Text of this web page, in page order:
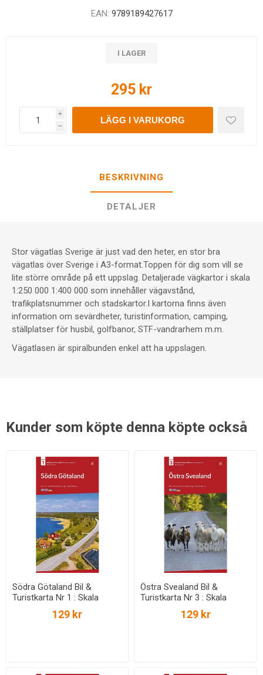
EAN: 9789189427617
I LAGER
295 kr
i
h
LÄGG I VARUKORG
BESKRIVNING
DETALJER
Stor vägatlas Sverige är just vad den heter, en stor bra
vägatlas över Sverige i A3-format.Toppen för dig som vill se
lite större område på ett uppslag. Detaljerade vägkartor i skala
1:250 000 1:400 000 som innehåller vägavstånd,
trafikplatsnummer och stadskartor.I kartorna finns även
information om sevärdheter, turistinformation, camping,
ställplatser för husbil, golfbanor, STF-vandrarhem m.m.
Vägatlasen är spiralbunden enkel att ha uppslagen.
Kunder som köpte denna köpte också
Södra Götaland Bil &
Turistkarta Nr 1 : Skala
129 kr
Östra Svealand Bil &
Turistkarta Nr 3 : Skala
129 kr